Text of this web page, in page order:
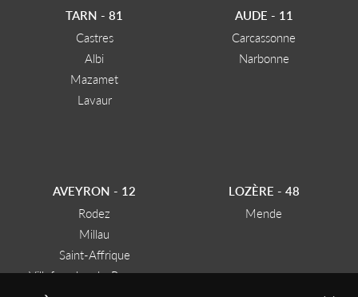
TARN - 81
Castres
Albi
Mazamet
Lavaur
AUDE - 11
Carcassonne
Narbonne
AVEYRON - 12
Rodez
Millau
Saint-Affrique
Villefranche-de-Rouergue
LOZÈRE - 48
Mende